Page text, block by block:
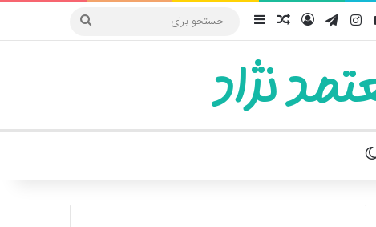
یوتیوباینستاگرام
تلگرامورودنوشته تصادفی
سایدبار
جستجو
نژاد
تغییر پوسته